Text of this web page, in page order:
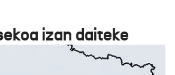
izan daiteke